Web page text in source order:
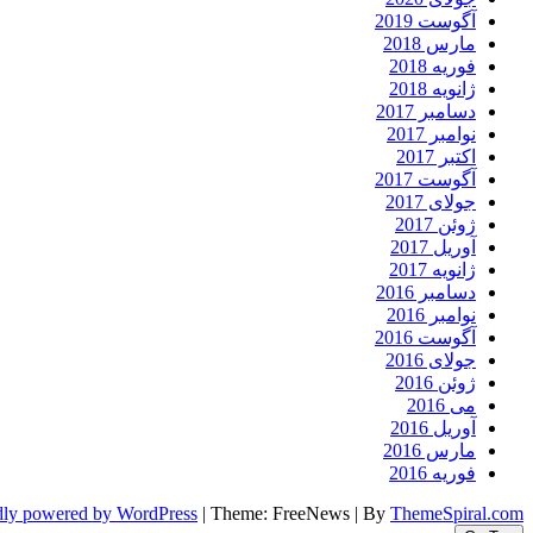
آگوست 2019
مارس 2018
فوریه 2018
ژانویه 2018
دسامبر 2017
نوامبر 2017
اکتبر 2017
آگوست 2017
جولای 2017
ژوئن 2017
آوریل 2017
ژانویه 2017
دسامبر 2016
نوامبر 2016
آگوست 2016
جولای 2016
ژوئن 2016
می 2016
آوریل 2016
مارس 2016
فوریه 2016
powered by WordPress | Theme: FreeNews | By ThemeSpiral.com